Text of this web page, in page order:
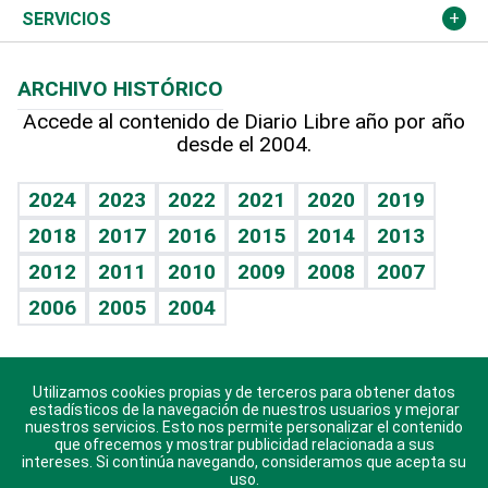
Resto del mundo
Economía personal
Podcast Arte Libre
Hablando con el pediatra
Vida y familia
Eñe
Celebrando la vida
Sin complejos
En pocas palabras
Escuchando al corazón
Economía Personal
Más deportes
Línea de hit
TBT Deportivo
Columnistas
Cambio climático
Opinión
Hecho en casa
Guía del dinero
SERVICIOS
Cumpleaños
Horóscopos
Crucigramas
ARCHIVO HISTÓRICO
Accede al contenido de Diario Libre año por año
desde el 2004.
2024 2023 2022 2021 2020
2019
2018
2017 2016 2015 2014
2013
2012
2011 2010 2009 2008
2007
2006
2005 2004
Descarga nuestras aplicaciones para Android, iOS y
sistema Huawei.
Utilizamos cookies propias y de terceros para obtener datos
estadísticos de la navegación de nuestros usuarios y mejorar
nuestros servicios. Esto nos permite personalizar el contenido
que ofrecemos y mostrar publicidad relacionada a sus
intereses. Si continúa navegando, consideramos que acepta su
uso.